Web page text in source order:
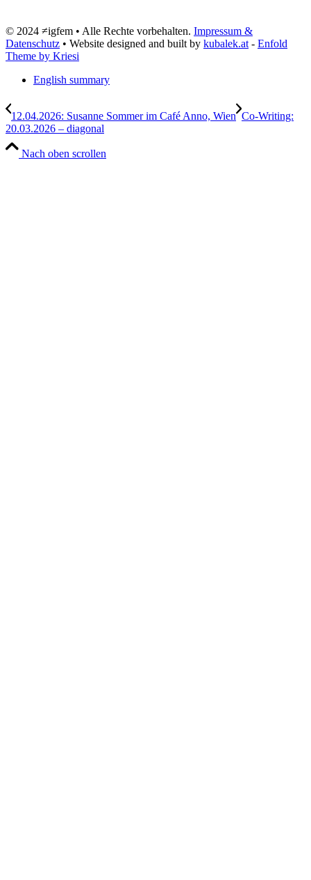
© 2024 ≠igfem • Alle Rechte vorbehalten. Impressum &
Datenschutz • Website designed and built by kubalek.at - Enfold
Theme by Kriesi
English summary
12.04.2026: Susanne Sommer im Café Anno, Wien Co-Writing:
20.03.2026 – diagonal
Nach oben scrollen